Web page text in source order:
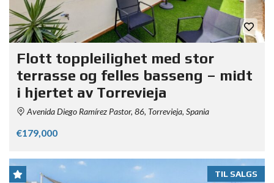
Flott toppleilighet med stor
terrasse og felles basseng – midt
i hjertet av Torrevieja
Avenida Diego Ramírez Pastor, 86, Torrevieja, Spania
€179,000
TIL SALGS